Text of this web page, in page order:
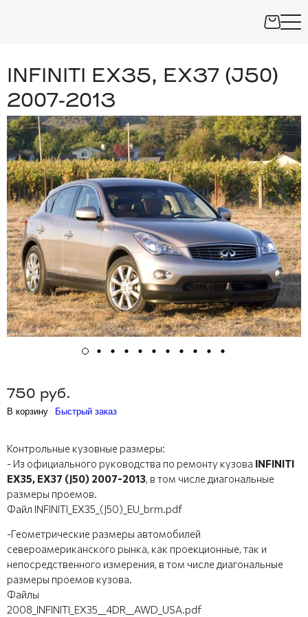
INFINITI EX35, EX37 (J50)
2007-2013
750 руб.
В корзину Быстрый заказ
Контрольные кузовные размеры:
- Из официального руководства по ремонту кузова INFINITI
EX35, EX37 (J50) 2007-2013, в том числе диагональные
размеры проемов.
Файл INFINITI_EX35_(J50)_EU_brm.pdf
-Геометрические размеры автомобилей
североамериканского рынка, как проекционные, так и
непосредственного измерения, в том числе диагональные
размеры проемов кузова.
Файлы
2008_INFINITI_EX35__4DR__AWD_USA.pdf